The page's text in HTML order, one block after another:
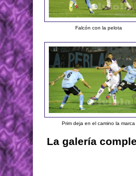
Falcón con la pelota
Prim deja en el camino la marca
La galería